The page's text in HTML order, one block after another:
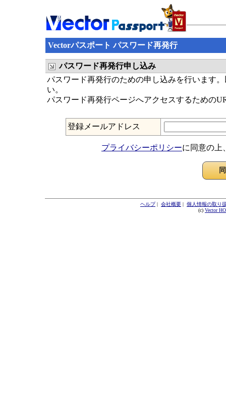
Vectorパスポート パスワード再発行
パスワード再発行申し込み
パスワード再発行のための申し込みを行います
い。
パスワード再発行ページへアクセスするための
登録メールアドレス
プライバシーポリシーに同意の上
ヘルプ| 会社概要 | 個人情報の取り
(c) Vector